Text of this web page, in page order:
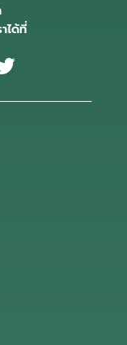
ได้ที่